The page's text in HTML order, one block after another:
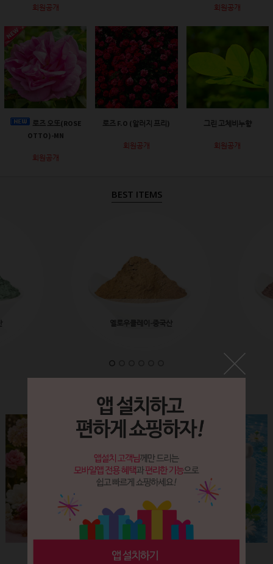
회원공개 회원공개
로즈 오또(ROSE
OTTO)-MN
회원공개
로즈 F.O (알러지 프리)
회원공개
그린 고체비누향
회원공개
BEST ITEMS
옐로우클레이-중국산
Label&Bottle